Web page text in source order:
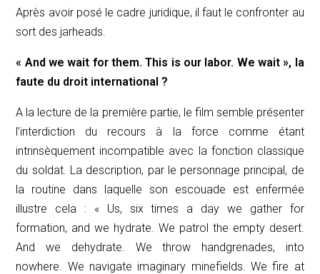
Après avoir posé le cadre juridique, il faut le confronter au
sort des jarheads
« And we wait for them. This is our labor. We wait», la
faute du droit international ?
A la lecture de la première partie, le film semble présenter
l’interdiction du recours à la force comme étant
intrinsèquement incompatible avec la fonction classique
du soldat. La description, par le personnage principal, de
la routine dans laquelle son escouade est enfermée
illustre cela : « Us, six times a day we gather for
formation, and we hydrate. We patrol the empty desert.
And we dehydrate. We throw handgrenades, into
nowhere. We navigate imaginary minefields. We fire at